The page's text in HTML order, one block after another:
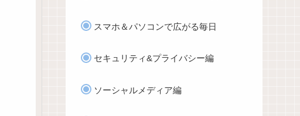
スマホ＆パソコンで広がる毎日
セキュリティ&プライバシー編
ソーシャルメディア編